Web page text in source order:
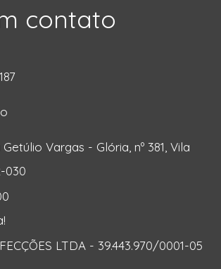
contato
Vargas - Glória, nº 381, Vila
030
LTDA - 39.443.970/0001-05